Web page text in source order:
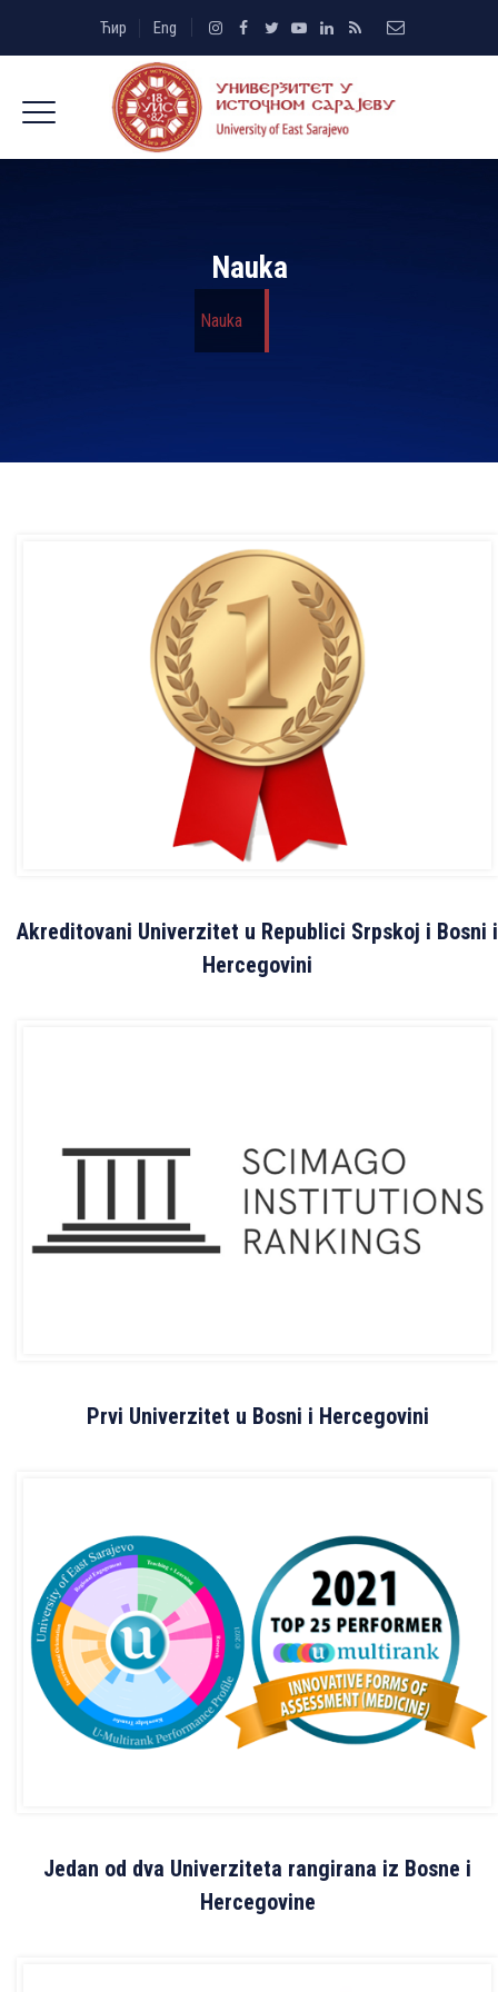
Ћир Eng
Nauka
Nauka
Akreditovani Univerzitet u Republici Srpskoj i Bosni i
Hercegovini
Prvi Univerzitet u Bosni i Hercegovini
Jedan od dva Univerziteta rangirana iz Bosne i
Hercegovine